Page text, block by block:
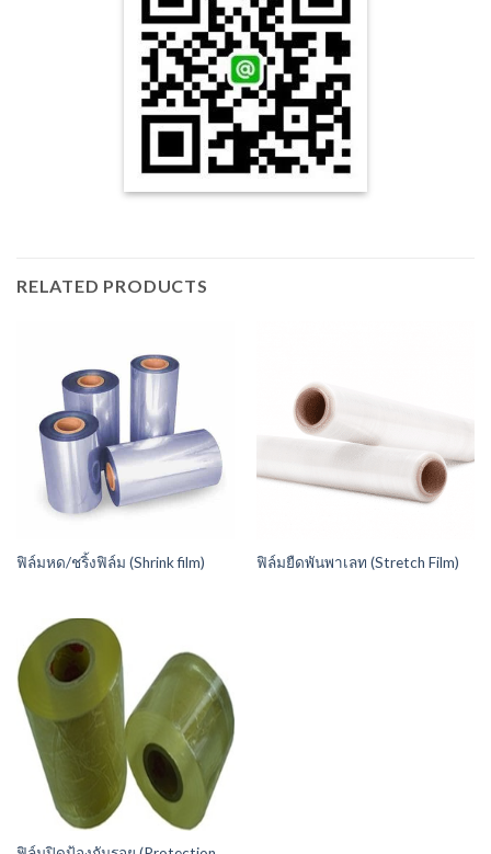
RELATED PRODUCTS
ฟิล์มหด/ชริ้งฟิล์ม (Shrink film) ฟิล์มยืดพันพาเลท (Stretch Film)